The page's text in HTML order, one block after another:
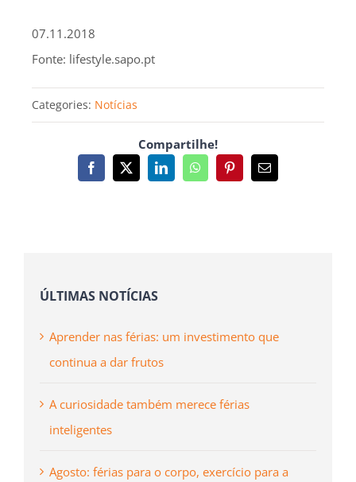
07.11.2018
Fonte: lifestyle.sapo.pt
Categories: Notícias
Compartilhe!
Facebook
X LinkedInWhatsAppPinterestEmail
(necessário
ÚLTIMAS NOTÍCIAS
Aprender nas férias: um investimento que
continua a dar frutos
A curiosidade também merece férias
inteligentes
Agosto: férias para o corpo, exercício para a